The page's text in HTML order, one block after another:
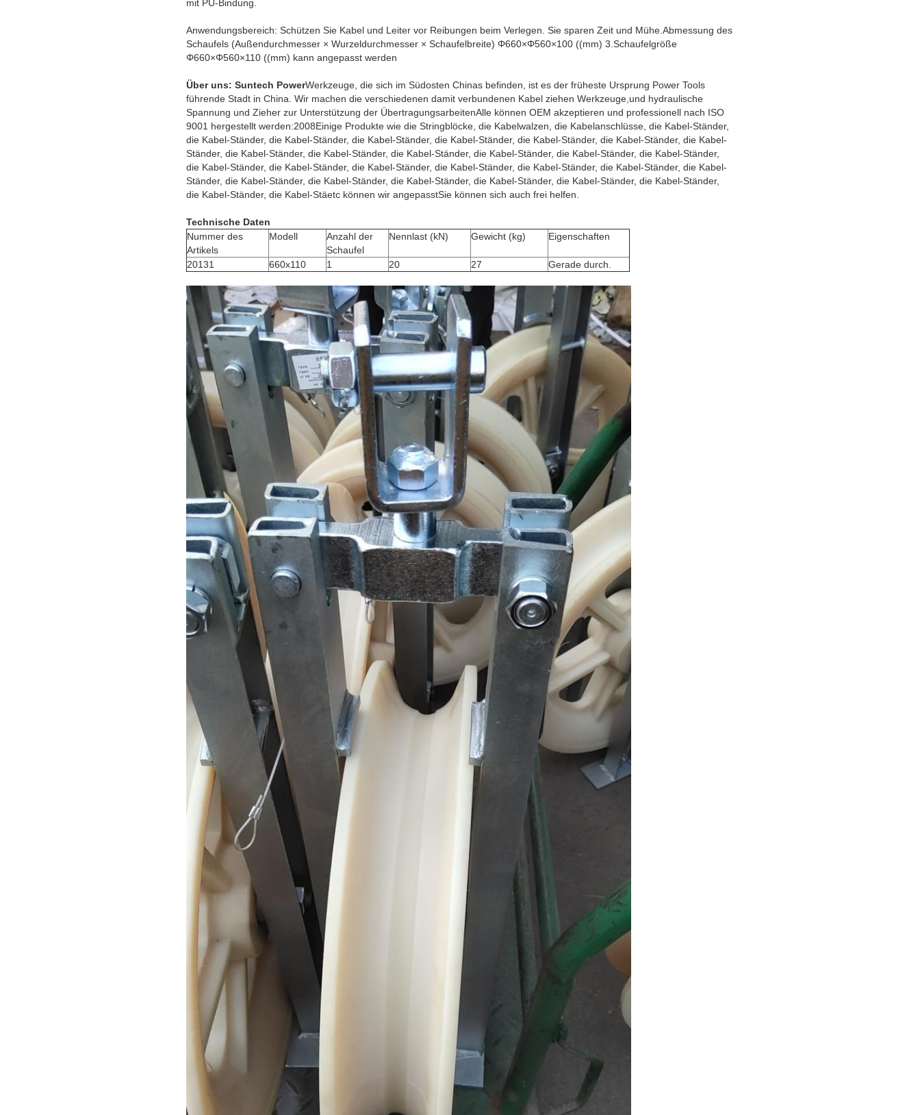
mit PU-Bindung.
Anwendungsbereich: Schützen Sie Kabel und Leiter vor Reibungen beim Verlegen. Sie sparen Zeit und Mühe.Abmessung des
Schaufels (Außendurchmesser × Wurzeldurchmesser × Schaufelbreite) Φ660×Φ560×100 ((mm) 3.Schaufelgröße
Φ660×Φ560×110 ((mm) kann angepasst werden
Über uns: Suntech PowerWerkzeuge, die sich im Südosten Chinas befinden, ist es der früheste Ursprung Power Tools
führende Stadt in China. Wir machen die verschiedenen damit verbundenen Kabel ziehen Werkzeuge,und hydraulische
Spannung und Zieher zur Unterstützung der ÜbertragungsarbeitenAlle können OEM akzeptieren und professionell nach ISO
9001 hergestellt werden:2008Einige Produkte wie die Stringblöcke, die Kabelwalzen, die Kabelanschlüsse, die Kabel-Ständer,
die Kabel-Ständer, die Kabel-Ständer, die Kabel-Ständer, die Kabel-Ständer, die Kabel-Ständer, die Kabel-Ständer, die Kabel-
Ständer, die Kabel-Ständer, die Kabel-Ständer, die Kabel-Ständer, die Kabel-Ständer, die Kabel-Ständer, die Kabel-Ständer,
die Kabel-Ständer, die Kabel-Ständer, die Kabel-Ständer, die Kabel-Ständer, die Kabel-Ständer, die Kabel-Ständer, die Kabel-
Ständer, die Kabel-Ständer, die Kabel-Ständer, die Kabel-Ständer, die Kabel-Ständer, die Kabel-Ständer, die Kabel-Ständer,
die Kabel-Ständer, die Kabel-Stäetc können wir angepasstSie können sich auch frei helfen.
Technische Daten
Nummer des
Artikels
Modell
Anzahl der
Schaufel
Nennlast (kN) Gewicht (kg) Eigenschaften
20131 660x110 1 20 27 Gerade durch.